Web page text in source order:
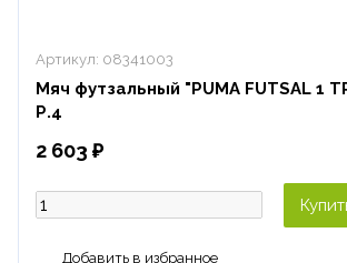
Артикул: 08341003
Мяч футзальный "PUMA FUTSAL 1
Р.4
2 603 ₽